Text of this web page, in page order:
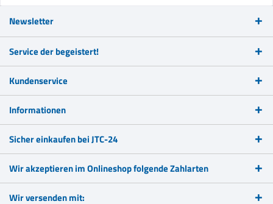
Newsletter
Service der begeistert!
Kundenservice
Informationen
Sicher einkaufen bei JTC-24
Wir akzeptieren im Onlineshop folgende Zahlarten
Wir versenden mit: